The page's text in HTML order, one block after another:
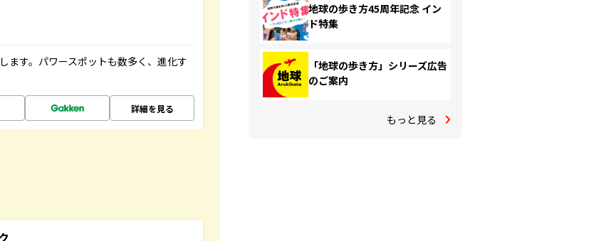
ます。パワースポットも数多く、進化す
詳細を見る
地球の歩き方45周年記念 イン
ド特集
「地球の歩き方」シリーズ広告
のご案内
もっと見る